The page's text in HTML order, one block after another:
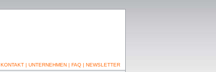
KONTAKT | UNTERNEHMEN | FAQ | NEWSLETTER